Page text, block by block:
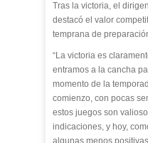
Tras la victoria, el
destacó el valor
temprana de
“La victoria es
entramos a la cancha
momento de la
comienzo, con pocas
estos juegos son
indicaciones, y hoy,
algunas menos